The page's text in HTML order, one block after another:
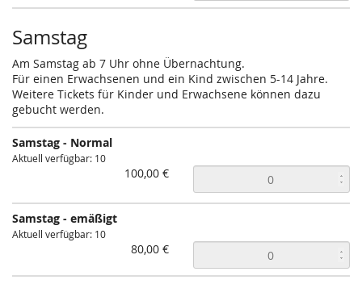
Samstag
Am Samstag ab 7 Uhr ohne Übernachtung.
Für einen Erwachsenen und ein Kind zwischen 5-14 Jahre.
Weitere Tickets für Kinder und Erwachsene können dazu
gebucht werden.
Samstag - Normal
Aktuell verfügbar: 10
100,00 €
Samstag - emäßigt
Aktuell verfügbar: 10
80,00 €